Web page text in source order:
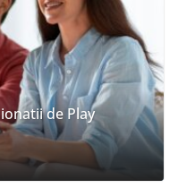
de Play